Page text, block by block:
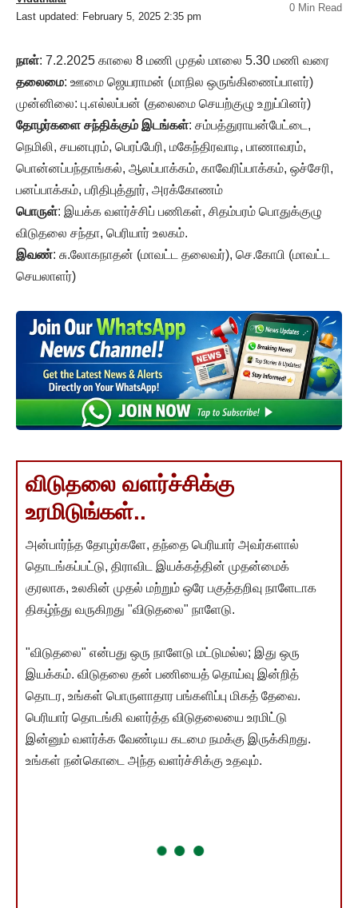
Last updated: February 5, 2025 2:35 pm
0 Min Read
நாள்: 7.2.2025 காலை 8 மணி முதல் மாலை 5.30 மணி வரை
தலைமை: ஊமை ஜெயராமன் (மாநில ஒருங்கிணைப்பாளர்)
முன்னிலை: பு.எல்லப்பன் (தலைமை செயற்குழு உறுப்பினர்)
தோழர்களை சந்திக்கும் இடங்கள்: சம்பத்துராயன்பேட்டை,
நெமிலி, சயனபுரம், பெரப்பேரி, மகேந்திரவாடி, பாணாவரம்,
பொன்னப்பந்தாங்கல், ஆலப்பாக்கம், காவேரிப்பாக்கம், ஒச்சேரி,
பனப்பாக்கம், பரிதிபுத்தூர், அரக்கோணம்
பொருள்: இயக்க வளர்ச்சிப் பணிகள், சிதம்பரம் பொதுக்குழு
விடுதலை சந்தா, பெரியார் உலகம்.
இவண்: சு.லோகநாதன் (மாவட்ட தலைவர்), செ.கோபி (மாவட்ட
செயலாளர்)
விடுதலை வளர்ச்சிக்கு
உரமிடுங்கள்..
அன்பார்ந்த தோழர்களே, தந்தை பெரியார் அவர்களால்
தொடங்கப்பட்டு, திராவிட இயக்கத்தின் முதன்மைக்
குரலாக, உலகின் முதல் மற்றும் ஒரே பகுத்தறிவு நாளேடாக
திகழ்ந்து வருகிறது "விடுதலை" நாளேடு.
"விடுதலை" என்பது ஒரு நாளேடு மட்டுமல்ல; இது ஒரு
இயக்கம். விடுதலை தன் பணியைத் தொய்வு இன்றித்
தொடர, உங்கள் பொருளாதார பங்களிப்பு மிகத் தேவை.
பெரியார் தொடங்கி வளர்த்த விடுதலையை உரமிட்டு
இன்னும் வளர்க்க வேண்டிய கடமை நமக்கு இருக்கிறது.
உங்கள் நன்கொடை அந்த வளர்ச்சிக்கு உதவும்.